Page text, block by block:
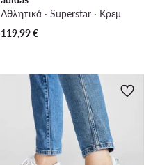
Αθλητικά · Superstar · Κρεμ
119,99€